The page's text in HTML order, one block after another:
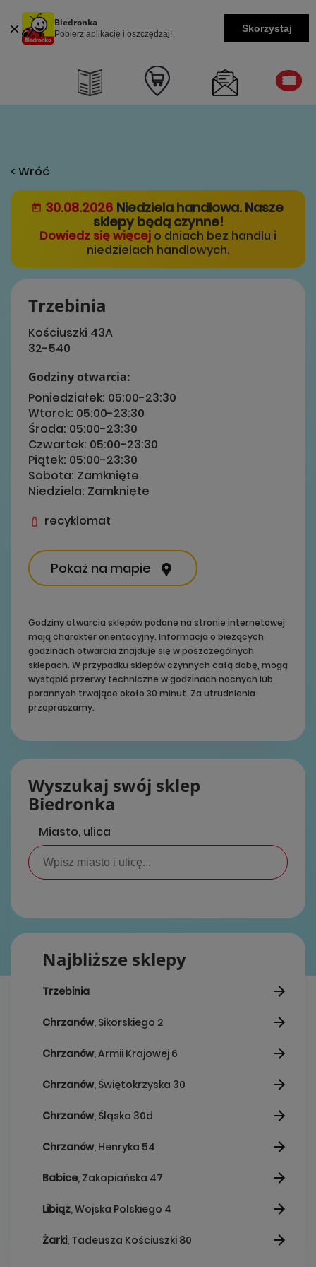
Biedronka
Pobierz aplikację i oszczędzaj! Skorzystaj
< Wróć
30.08.2026 Niedziela handlowa. Nasze
sklepy będą czynne!
Dowiedz się więcej o dniach bez handlu i
niedzielach handlowych.
Trzebinia
Kościuszki 43A
32-540
Godziny otwarcia:
Poniedziałek: 05:00-23:30
Wtorek: 05:00-23:30
Środa: 05:00-23:30
Czwartek: 05:00-23:30
Piątek: 05:00-23:30
Sobota: Zamknięte
Niedziela: Zamknięte
recyklomat
Pokaż na mapie
Godziny otwarcia sklepów podane na stronie internetowej
mają charakter orientacyjny. Informacja o bieżących
godzinach otwarcia znajduje się w poszczególnych
sklepach. W przypadku sklepów czynnych całą dobę, mogą
wystąpić przerwy techniczne w godzinach nocnych lub
porannych trwające około 30 minut. Za utrudnienia
przepraszamy.
Wyszukaj swój sklep
Biedronka
Miasto, ulica
Najbliższe sklepy
Trzebinia
Chrzanów, Sikorskiego 2
Chrzanów, Armii Krajowej 6
Chrzanów, Świętokrzyska 30
Chrzanów, Śląska 30d
Chrzanów, Henryka 54
Babice, Zakopiańska 47
Libiąż, Wojska Polskiego 4
Żarki, Tadeusza Kościuszki 80